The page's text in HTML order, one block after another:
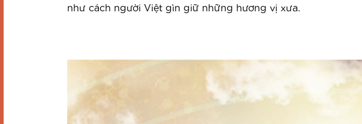
như cách người Việt gìn giữ những hương vị xưa.